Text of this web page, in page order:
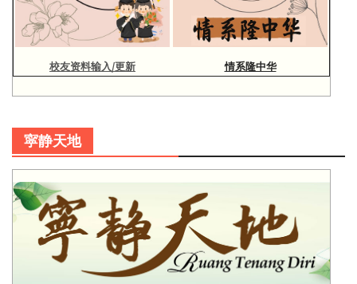
校友资料输入/更新 情系隆中华
寜静天地